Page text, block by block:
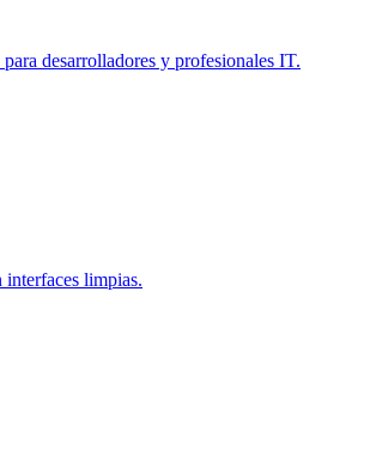
desarrolladores y profesionales IT.
interfaces limpias.